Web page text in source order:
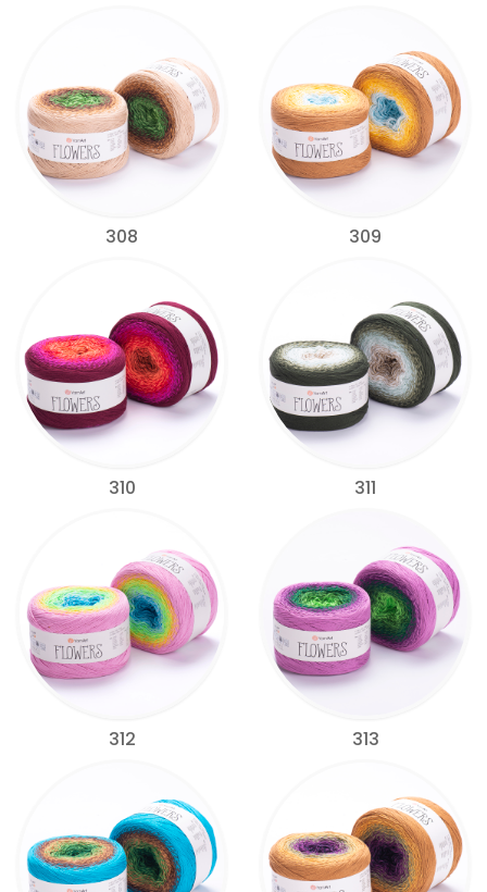
308 309
310 311
312 313